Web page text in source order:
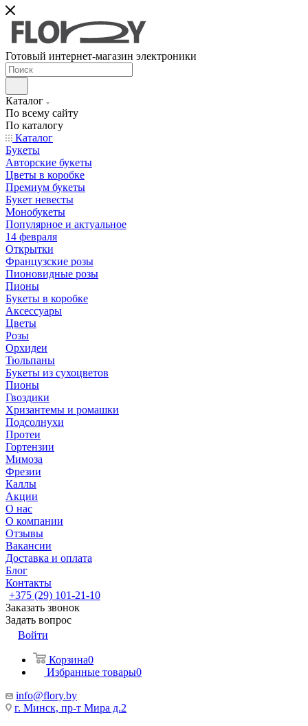
Готовый интернет-магазин электроники
Каталог
По всему сайту
По каталогу
Каталог
Букеты
Авторские букеты
Цветы в коробке
Премиум букеты
Букет невесты
Монобукеты
Популярное и актуальное
14 февраля
Открытки
Французские розы
Пионовидные розы
Пионы
Букеты в коробке
Аксессуары
Цветы
Розы
Орхидеи
Тюльпаны
Букеты из сухоцветов
Пионы
Гвоздики
Хризантемы и ромашки
Подсолнухи
Протеи
Гортензии
Мимоза
Фрезии
Каллы
Акции
О нас
О компании
Отзывы
Вакансии
Доставка и оплата
Блог
Контакты
+375 (29) 101-21-10
Заказать звонок
Задать вопрос
Войти
Корзина0
Избранные товары0
info@flory.by
г. Минск, пр-т Мира д.2